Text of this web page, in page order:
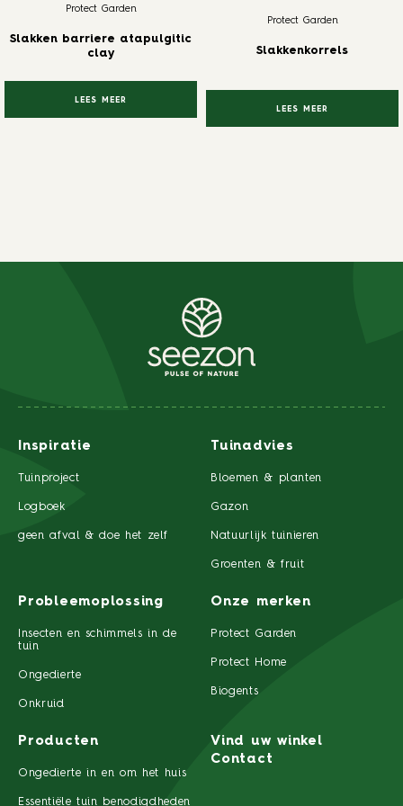
Protect Garden
Slakken barriere atapulgitic
clay
LEES MEER
Protect Garden
Slakkenkorrels
LEES MEER
Inspiratie
Tuinproject
Logboek
geen afval & doe het zelf
Tuinadvies
Bloemen & planten
Gazon
Natuurlijk tuinieren
Groenten & fruit
Probleemoplossing
Insecten en schimmels in de
tuin
Ongedierte
Onkruid
Onze merken
Protect Garden
Protect Home
Biogents
Producten
Ongedierte in en om het huis
Essentiële tuin benodigdheden
Vind uw winkel
Contact